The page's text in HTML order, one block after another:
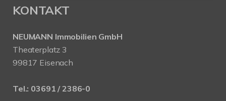
KONTAKT
NEUMANN Immobilien GmbH
Theaterplatz 3
99817 Eisenach
Tel.: 03691 / 2386-0